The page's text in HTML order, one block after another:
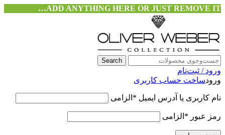
ADD ANYTHING HERE OR JUST REMOVE IT…
Search
ورود / ثبت‌نام
ورودساخت حساب کاربری
نام کاربری یا آدرس ایمیل * الزامی
رمز عبور * الزامی